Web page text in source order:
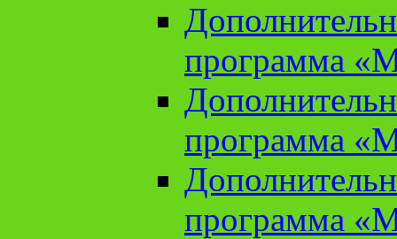
программа
программа
программа